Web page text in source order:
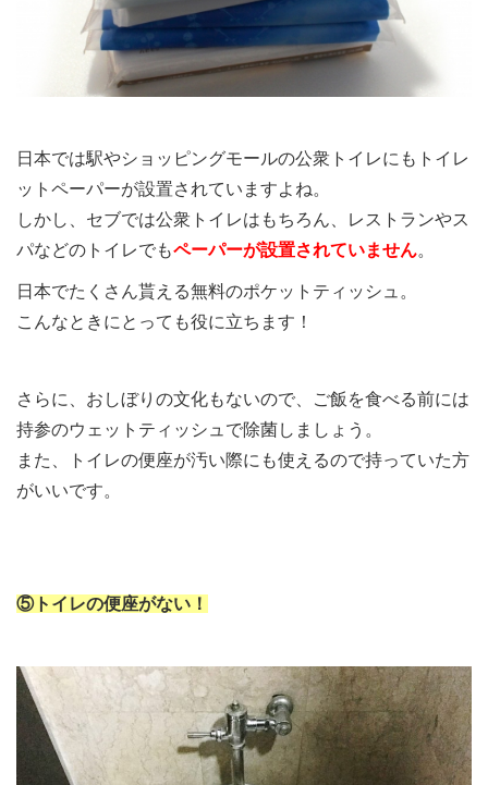
日本では駅やショッピングモールの公衆トイレにもトイレ
ットペーパーが設置されていますよね。
しかし、セブでは公衆トイレはもちろん、レストランやス
パなどのトイレでもペーパーが設置されていません。
日本でたくさん貰える無料のポケットティッシュ。
こんなときにとっても役に立ちます！
さらに、おしぼりの文化もないので、ご飯を食べる前には
持参のウェットティッシュで除菌しましょう。
また、トイレの便座が汚い際にも使えるので持っていた方
がいいです。
⑤トイレの便座がない！